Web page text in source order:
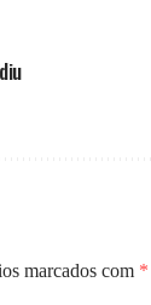
marcados com *